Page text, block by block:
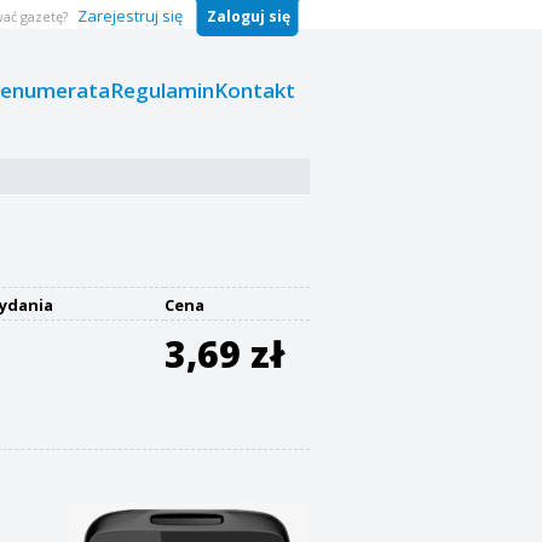
RegulaminKontakt
gazetę? Zarejestruj się Zaloguj się
Cena
3,69 zł